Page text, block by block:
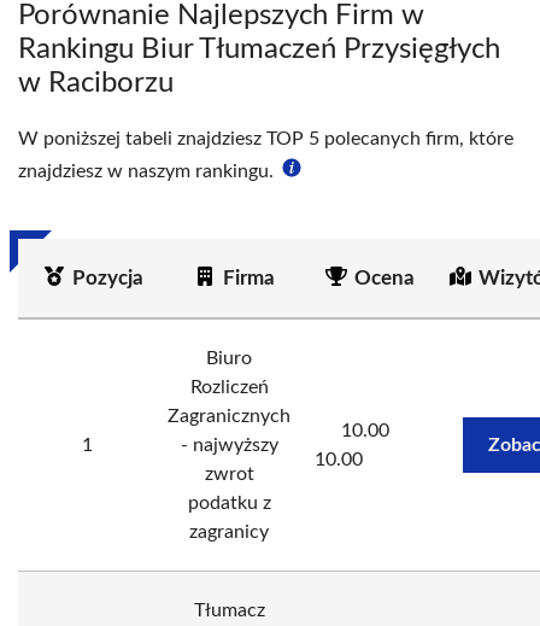
Porównanie Najlepszych Firm w
Rankingu Biur Tłumaczeń Przysięgłych
w Raciborzu
W poniższej tabeli znajdziesz TOP 5 polecanych firm, które
znajdziesz w naszym rankingu.
Pozycja Firma Ocena
1
Biuro
Rozliczeń
Zagranicznych
- najwyższy
zwrot
podatku z
zagranicy
10.00
10.00
Tłumacz